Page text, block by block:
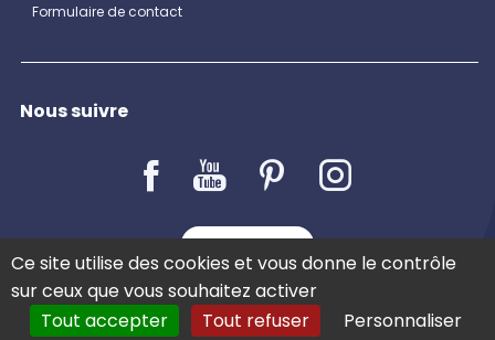
Formulaire de contact
Nous suivre
LE BLOG
Ce site utilise des cookies et vous donne le contrôle
sur ceux que vous souhaitez activer
Tout accepter
Tout refuser Personnaliser